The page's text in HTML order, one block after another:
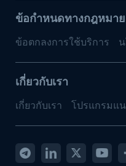
ข้อกำหนดทางกฎหมาย
ข้อตกลงการใช้บริการ
เกี่ยวกับเรา
เกี่ยวกับเรา โปรแกรมแ